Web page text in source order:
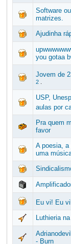
Software
matrizes.
Ajudinha
you gotaa
Jovem de
2.
USP,
aulas por
Pra quem
favor
A poesia,
uma
Eu vi! Eu
Luthieria
- Burn